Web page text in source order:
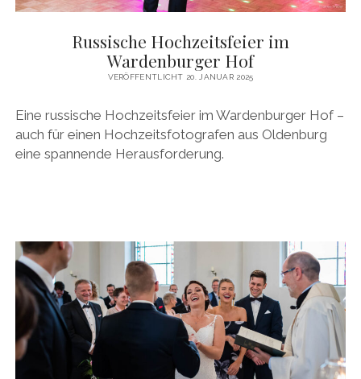
Russische Hochzeitsfeier im
Wardenburger Hof
VERÖFFENTLICHT 20. JANUAR 2025
Eine russische Hochzeitsfeier im Wardenburger Hof –
auch für einen Hochzeitsfotografen aus Oldenburg
eine spannende Herausforderung.